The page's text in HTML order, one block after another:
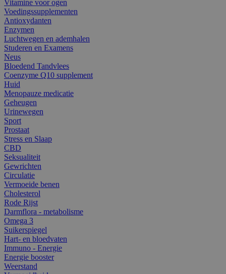
Vitamine voor ogen
Voedingssupplementen
Antioxydanten
Enzymen
Luchtwegen en ademhalen
Studeren en Examens
Neus
Bloedend Tandvlees
Coenzyme Q10 supplement
Huid
Menopauze medicatie
Geheugen
Urinewegen
Sport
Prostaat
Stress en Slaap
CBD
Seksualiteit
Gewrichten
Circulatie
Vermoeide benen
Cholesterol
Rode Rijst
Darmflora - metabolisme
Omega 3
Suikerspiegel
Hart- en bloedvaten
Immuno - Energie
Energie booster
Weerstand